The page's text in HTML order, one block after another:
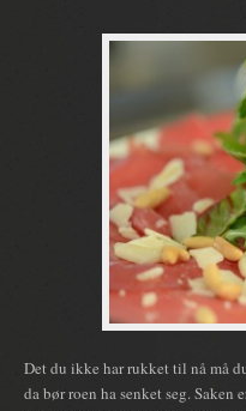
Det du ikke har rukket til nå må
da bør roen ha senket seg.